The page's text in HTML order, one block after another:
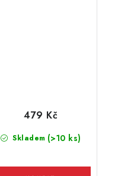
Skladem (>10 ks)
479 Kč